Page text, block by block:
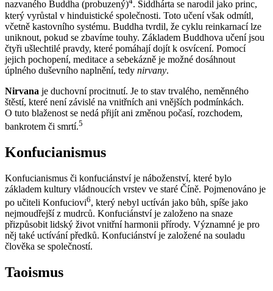
nazvaného Buddha (probuzený) . Siddhárta se narodil jako princ,
který vyrůstal v hinduistické společnosti. Toto učení však odmítl,
včetně kastovního systému. Buddha tvrdil, že cyklu reinkarnací lze
uniknout, pokud se zbavíme touhy. Základem Buddhova učení jsou
čtyři ušlechtilé pravdy, které pomáhají dojít k osvícení. Pomocí
jejich pochopení, meditace a sebekázně je možné dosáhnout
úplného duševního naplnění, tedy nirvany.
Nirvana je duchovní procitnutí. Je to stav trvalého, neměnného
štěstí, které není závislé na vnitřních ani vnějších podmínkách.
O tuto blaženost se nedá přijít ani změnou počasí, rozchodem,
bankrotem či smrtí.5
Konfucianismus
Konfucianismus či konfuciánství je náboženství, které bylo
základem kultury vládnoucích vrstev ve staré Číně. Pojmenováno je
po učiteli Konfuciovi6, který nebyl uctíván jako bůh, spíše jako
nejmoudřejší z mudrců. Konfuciánství je založeno na snaze
přizpůsobit lidský život vnitřní harmonii přírody. Významné je pro
něj také uctívání předků. Konfuciánství je založené na souladu
člověka se společností.
Taoismus